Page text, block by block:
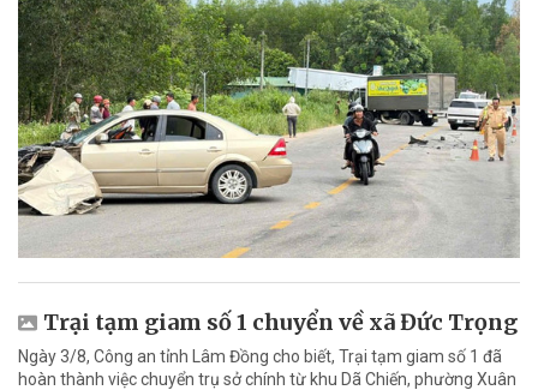
Trại tạm giam số 1 chuyển về xã Đức Trọng
Ngày 3/8, Công an tỉnh Lâm Đồng cho biết, Trại tạm giam số 1 đã
hoàn thành việc chuyển trụ sở chính từ khu Dã Chiến, phường Xuân